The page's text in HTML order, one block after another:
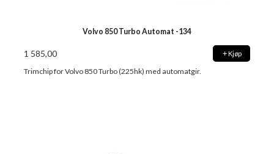
Volvo 850 Turbo Automat -134
1 585,00 Kjøp
Trimchip for Volvo 850 Turbo (225hk) med automatgir.